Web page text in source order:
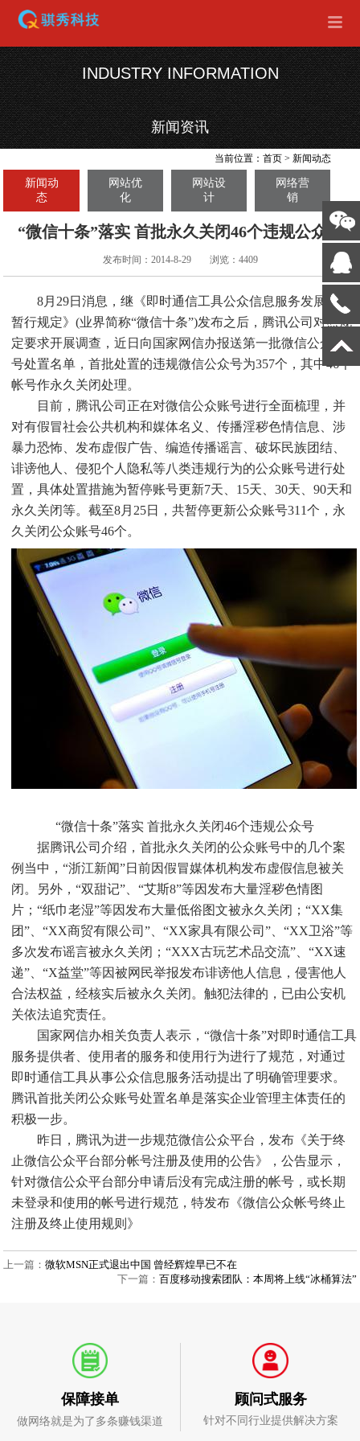
INDUSTRY INFORMATION
新闻资讯
当前位置：首页 >新闻动态
新闻动
态
网站优
化
网站设
计
网络营
销
“微信十条”落实 首批永久关闭46个违规公众号
发布时间：2014-8-29 浏览：4409
8月29日消息，继《即时通信工具公众信息服务发展管理
暂行规定》(业界简称“微信十条”)发布之后，腾讯公司对照规
定要求开展调查，近日向国家网信办报送第一批微信公众账
号处置名单，首批处置的违规微信公众号为357个，其中46个
帐号作永久关闭处理。
目前，腾讯公司正在对微信公众账号进行全面梳理，并
对有假冒社会公共机构和媒体名义、传播淫秽色情信息、涉
暴力恐怖、发布虚假广告、编造传播谣言、破坏民族团结、
诽谤他人、侵犯个人隐私等八类违规行为的公众账号进行处
置，具体处置措施为暂停账号更新7天、15天、30天、90天和
永久关闭等。截至8月25日，共暂停更新公众账号311个，永
久关闭公众账号46个。
“微信十条”落实 首批永久关闭46个违规公众号
据腾讯公司介绍，首批永久关闭的公众账号中的几个案
例当中，“浙江新闻”日前因假冒媒体机构发布虚假信息被关
闭。另外，“双甜记”、“艾斯8”等因发布大量淫秽色情图
片；“纸巾老湿”等因发布大量低俗图文被永久关闭；“XX集
团”、“XX商贸有限公司”、“XX家具有限公司”、“XX卫浴”等
多次发布谣言被永久关闭；“XXX古玩艺术品交流”、“XX速
递”、“X益堂”等因被网民举报发布诽谤他人信息，侵害他人
合法权益，经核实后被永久关闭。触犯法律的，已由公安机
关依法追究责任。
国家网信办相关负责人表示，“微信十条”对即时通信工具
服务提供者、使用者的服务和使用行为进行了规范，对通过
即时通信工具从事公众信息服务活动提出了明确管理要求。
腾讯首批关闭公众账号处置名单是落实企业管理主体责任的
积极一步。
昨日，腾讯为进一步规范微信公众平台，发布《关于终
止微信公众平台部分帐号注册及使用的公告》，公告显示，
针对微信公众平台部分申请后没有完成注册的帐号，或长期
未登录和使用的帐号进行规范，特发布《微信公众帐号终止
注册及终止使用规则》
上一篇：微软MSN正式退出中国 曾经辉煌早已不在
下一篇： 百度移动搜索团队：本周将上线“冰桶算法”
保障接单
做网络就是为了多条赚钱渠道
顾问式服务
针对不同行业提供解决方案